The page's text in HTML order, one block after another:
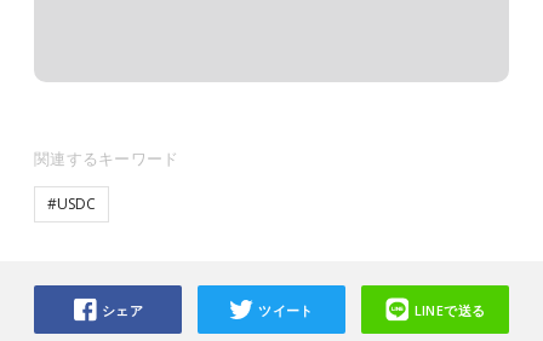
関連するキーワード
#USDC
シェア ツイート LINEで送る